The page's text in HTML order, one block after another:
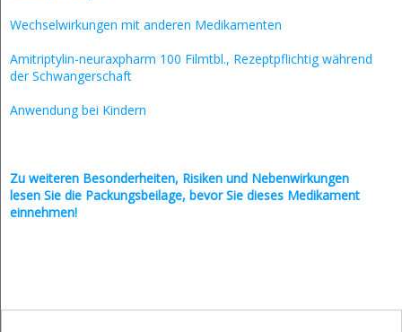
Wechselwirkungen mit anderen Medikamenten
Amitriptylin-neuraxpharm 100 Filmtbl., Rezeptpflichtig während
der Schwangerschaft
Anwendung bei Kindern
Zu weiteren Besonderheiten, Risiken und Nebenwirkungen
lesen Sie die Packungsbeilage, bevor Sie dieses Medikament
einnehmen!